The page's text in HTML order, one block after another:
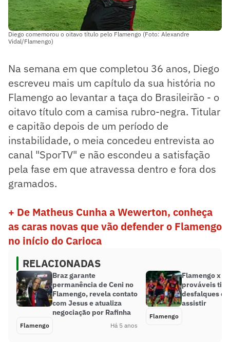
Diego comemorou o oitavo título pelo Flamengo (Foto: Alexandre
Vidal/Flamengo)
Na semana em que completou 36 anos, Diego
escreveu mais um capítulo da sua história no
Flamengo ao levantar a taça do Brasileirão - o
oitavo título com a camisa rubro-negra. Titular
e capitão depois de um período de
instabilidade, o meia concedeu entrevista ao
canal "SporTV" e não escondeu a satisfação
pela fase em que atravessa dentro e fora dos
gramados.
+ De Matheus Cunha a Wewerton, conheça
as caras novas que vão defender o Flamengo
no início do Carioca
RELACIONADAS
Braz garante
permanência de Ceni no
Flamengo, revela contato
com Jesus e atualiza
negociação por Rafinha
Flamengo Há 5 anos
Flamengo x
prováveis
desfalques e
assistir
Flamengo